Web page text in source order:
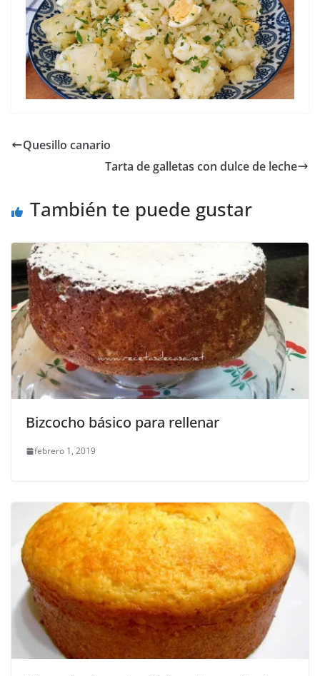
Quesillo canario
Tarta de galletas con dulce de leche
También te puede gustar
Bizcocho básico para rellenar
febrero 1, 2019